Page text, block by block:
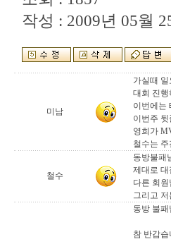
작성 : 2009년 05월
미남
가실때
대회 진
이번에는
이번주
영희가
철수는
철수
동방불패
제대로
다른 회
그리고
동방 불
참 반갑